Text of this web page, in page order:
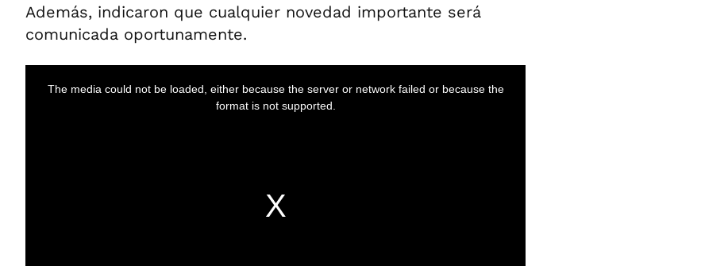
Además, indicaron que cualquier novedad importante será
comunicada oportunamente.